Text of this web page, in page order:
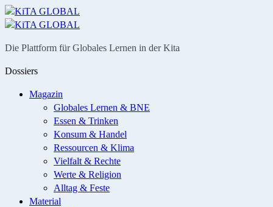
Menü
Suche
Die Plattform für Globales Lernen in der Kita
Dossiers
Magazin
Globales Lernen & BNE
Essen & Trinken
Konsum & Handel
Ressourcen & Klima
Vielfalt & Rechte
Werte & Religion
Alltag & Feste
Material